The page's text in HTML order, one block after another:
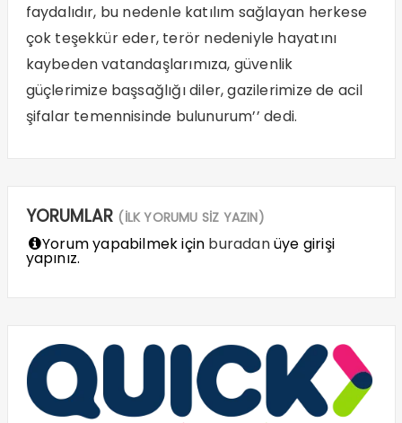
faydalıdır, bu nedenle katılım sağlayan herkese
çok teşekkür eder, terör nedeniyle hayatını
kaybeden vatandaşlarımıza, güvenlik
güçlerimize başsağlığı diler, gazilerimize de acil
şifalar temennisinde bulunurum’’ dedi.
YORUMLAR (İLK YORUMU SİZ YAZIN)
Yorum yapabilmek için buradanüye girişi
yapınız.